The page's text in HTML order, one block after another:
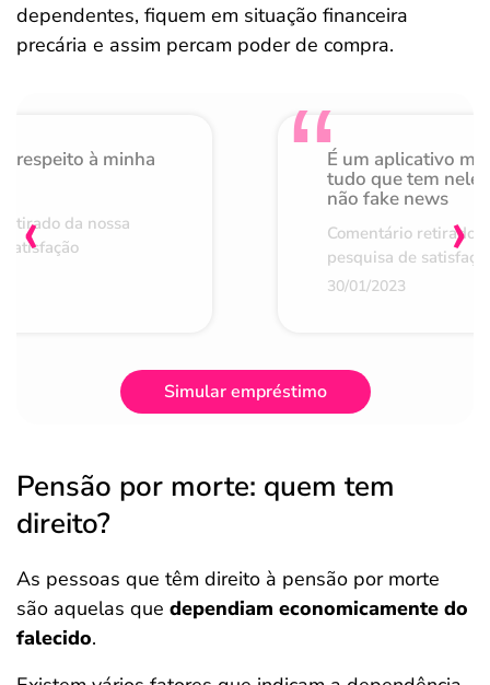
dependentes, fiquem em situação financeira
precária e assim percam poder de compra.
respeito à minha
da nossa
É um aplicativo
tudo que tem nele
não fake news
Comentário retirado
pesquisa de
30/01/2023
‹ ›
Simular empréstimo
Pensão por morte: quem tem
direito?
As pessoas que têm direito à pensão por morte
são aquelas que dependiam economicamente do
falecido.